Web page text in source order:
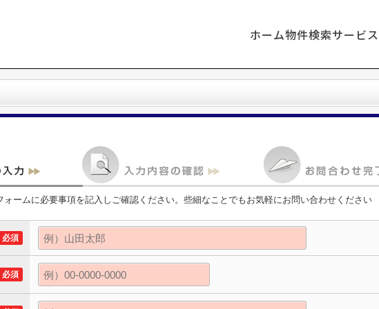
ホーム物件検索サービス
ォームに必要事項を記入しご確認ください。些細なことでもお気軽にお問い合わせください
必須
必須